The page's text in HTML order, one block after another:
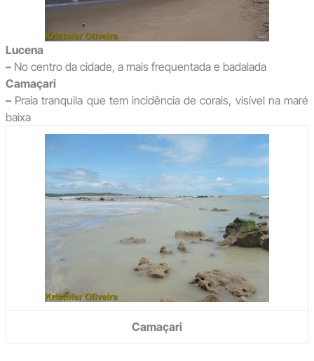
Lucena
–No centro da cidade, a mais frequentada e badalada
Camaçari
–Praia tranquila que tem incidência de corais, visível na maré
baixa
Camaçari